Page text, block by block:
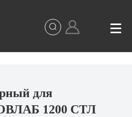
для
1200 СТЛ